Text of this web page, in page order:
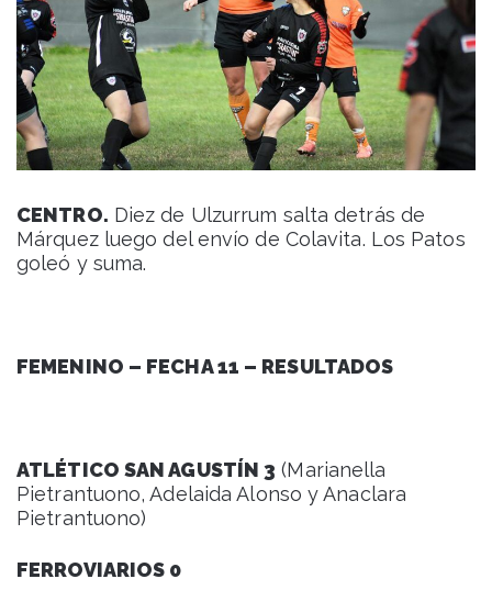
CENTRO. Diez de Ulzurrum salta detrás de
Márquez luego del envío de Colavita. Los Patos
goleó y suma.
FEMENINO – FECHA 11 – RESULTADOS
ATLÉTICO SAN AGUSTÍN 3 (Marianella
Pietrantuono, Adelaida Alonso y Anaclara
Pietrantuono)
FERROVIARIOS 0